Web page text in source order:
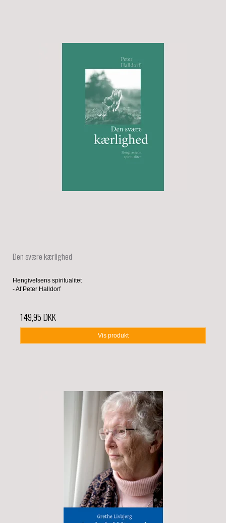
Den svære kærlighed
Hengivelsens spiritualitet
- Af Peter Halldorf
149,95 DKK
Vis produkt